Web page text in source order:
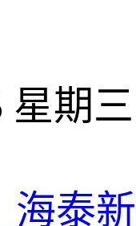
星期三
海泰